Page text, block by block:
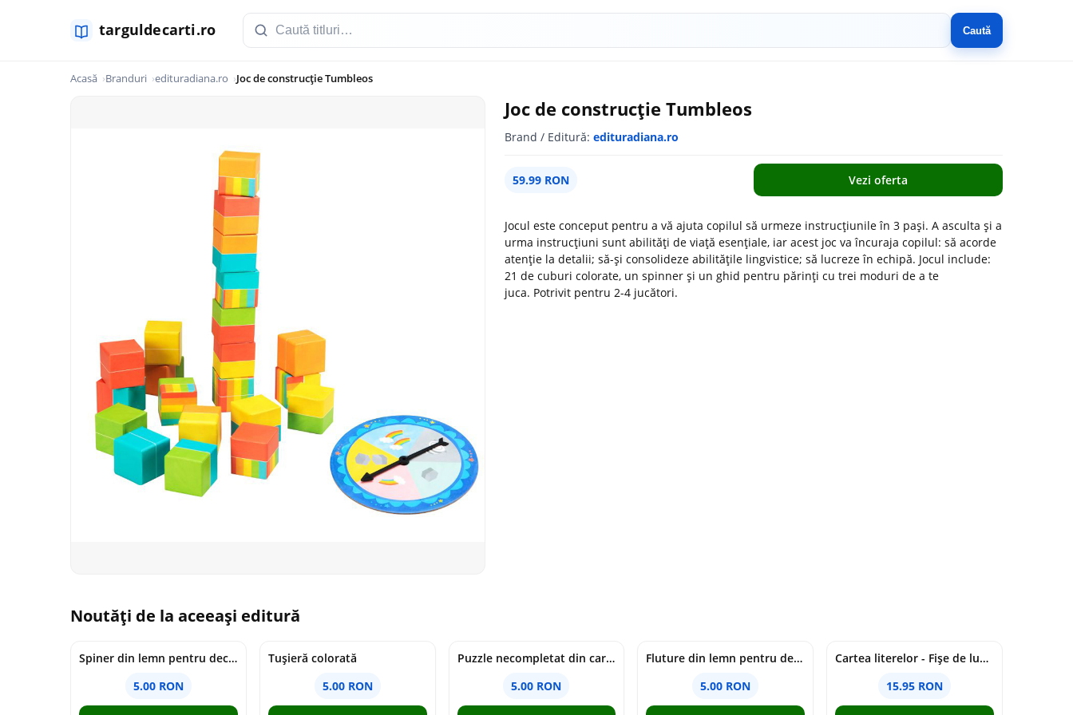
Caută
Acasă Branduri edituradiana.ro Joc de construcție Tumbleos
Joc de construcție Tumbleos
Brand / Editură: edituradiana.ro
59.99 RON Vezi oferta
Jocul este conceput pentru a vă ajuta copilul să urmeze instrucțiunile în 3 pași. A asculta și a
urma instrucțiuni sunt abilități de viață esențiale, iar acest joc va încuraja copilul: să acorde
atenție la detalii; să-și consolideze abilitățile lingvistice; să lucreze în echipă. Jocul include:
21 de cuburi colorate, un spinner și un ghid pentru părinți cu trei moduri de a te
juca. Potrivit pentru 2-4 jucători.
Noutăți de la aceeași editură
Spiner din lemn pentru decorat, 15 cm
5.00 RON
Tușieră colorată
5.00 RON
Puzzle necompletat din carton - 36 de piese, 17 x 25 cm
5.00 RON
Fluture din lemn pentru decorare, 12 x15 cm
5.00 RON
Cartea literelor - Fișe de lucru
15.95 RON